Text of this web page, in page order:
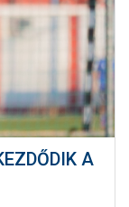
A